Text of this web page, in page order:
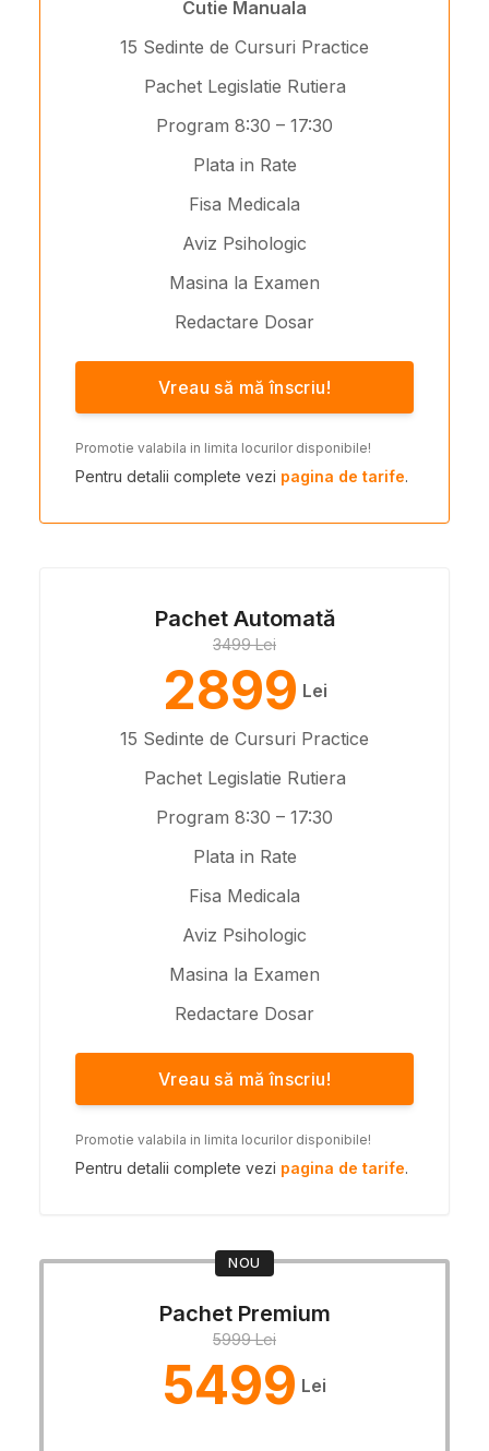
Cutie Manuala
15 Sedinte de Cursuri Practice
Pachet Legislatie Rutiera
Program 8:30 – 17:30
Plata in Rate
Fisa Medicala
Aviz Psihologic
Masina la Examen
Redactare Dosar
Vreau să mă înscriu!
Promotie valabila in limita locurilor disponibile!
Pentru detalii complete vezi pagina de tarife.
Pachet Automată
3499 Lei
2899 Lei
15 Sedinte de Cursuri Practice
Pachet Legislatie Rutiera
Program 8:30 – 17:30
Plata in Rate
Fisa Medicala
Aviz Psihologic
Masina la Examen
Redactare Dosar
Vreau să mă înscriu!
Promotie valabila in limita locurilor disponibile!
Pentru detalii complete vezi pagina de tarife.
NOU
Pachet Premium
5999 Lei
5499 Lei